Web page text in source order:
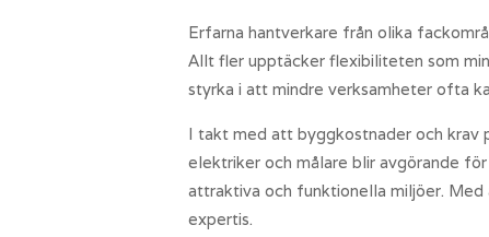
Erfarna hantverkare från olika
Allt fler upptäcker flexibiliteten som
styrka i att mindre verksamheter ofta
I takt med att byggkostnader och krav
elektriker och målare blir avgörande
attraktiva och funktionella miljöer.
expertis.